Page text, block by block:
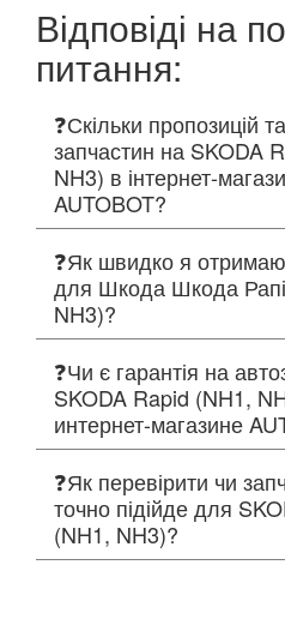
Відповіді на
питання:
❓Скільки пропозицій
запчастин на SKODA
NH3) в інтернет-
AUTOBOT?
❓Як швидко я
для Шкода Шкода
NH3)?
❓Чи є гарантія на
SKODA Rapid (NH1,
интернет-магазине
❓Як перевірити чи
точно підійде для
(NH1, NH3)?